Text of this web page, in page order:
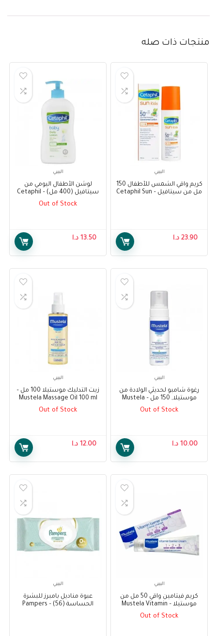
منتجات ذات صله
البيبي
كريم واقي الشمس للأطفال 150
مل من سيتافيل – Cetaphil Sun
23.90 د.ا
البيبي
لوشن الأطفال اليومي من
سيتافيل (400 مل) – Cetaphil
Baby Daily Lotion (400ml)
Out of Stock
13.50 د.ا
البيبي
رغوة شامبو لحديثي الولادة من
موستيلا, 150 مل – Mustela
Foam Shampoo for Newborns
150 ml
Out of Stock
10.00 د.ا
البيبي
زيت التدليك موستيلا 100 مل –
Mustela Massage Oil 100 ml
Out of Stock
12.00 د.ا
البيبي
كريم فيتامين واقي 50 مل من
موستيلا – Mustela Vitamin
Barrier Cream 50 ml
Out of Stock
البيبي
عبوة مناديل بامبرز للبشرة
الحساسة (56) – Pampers